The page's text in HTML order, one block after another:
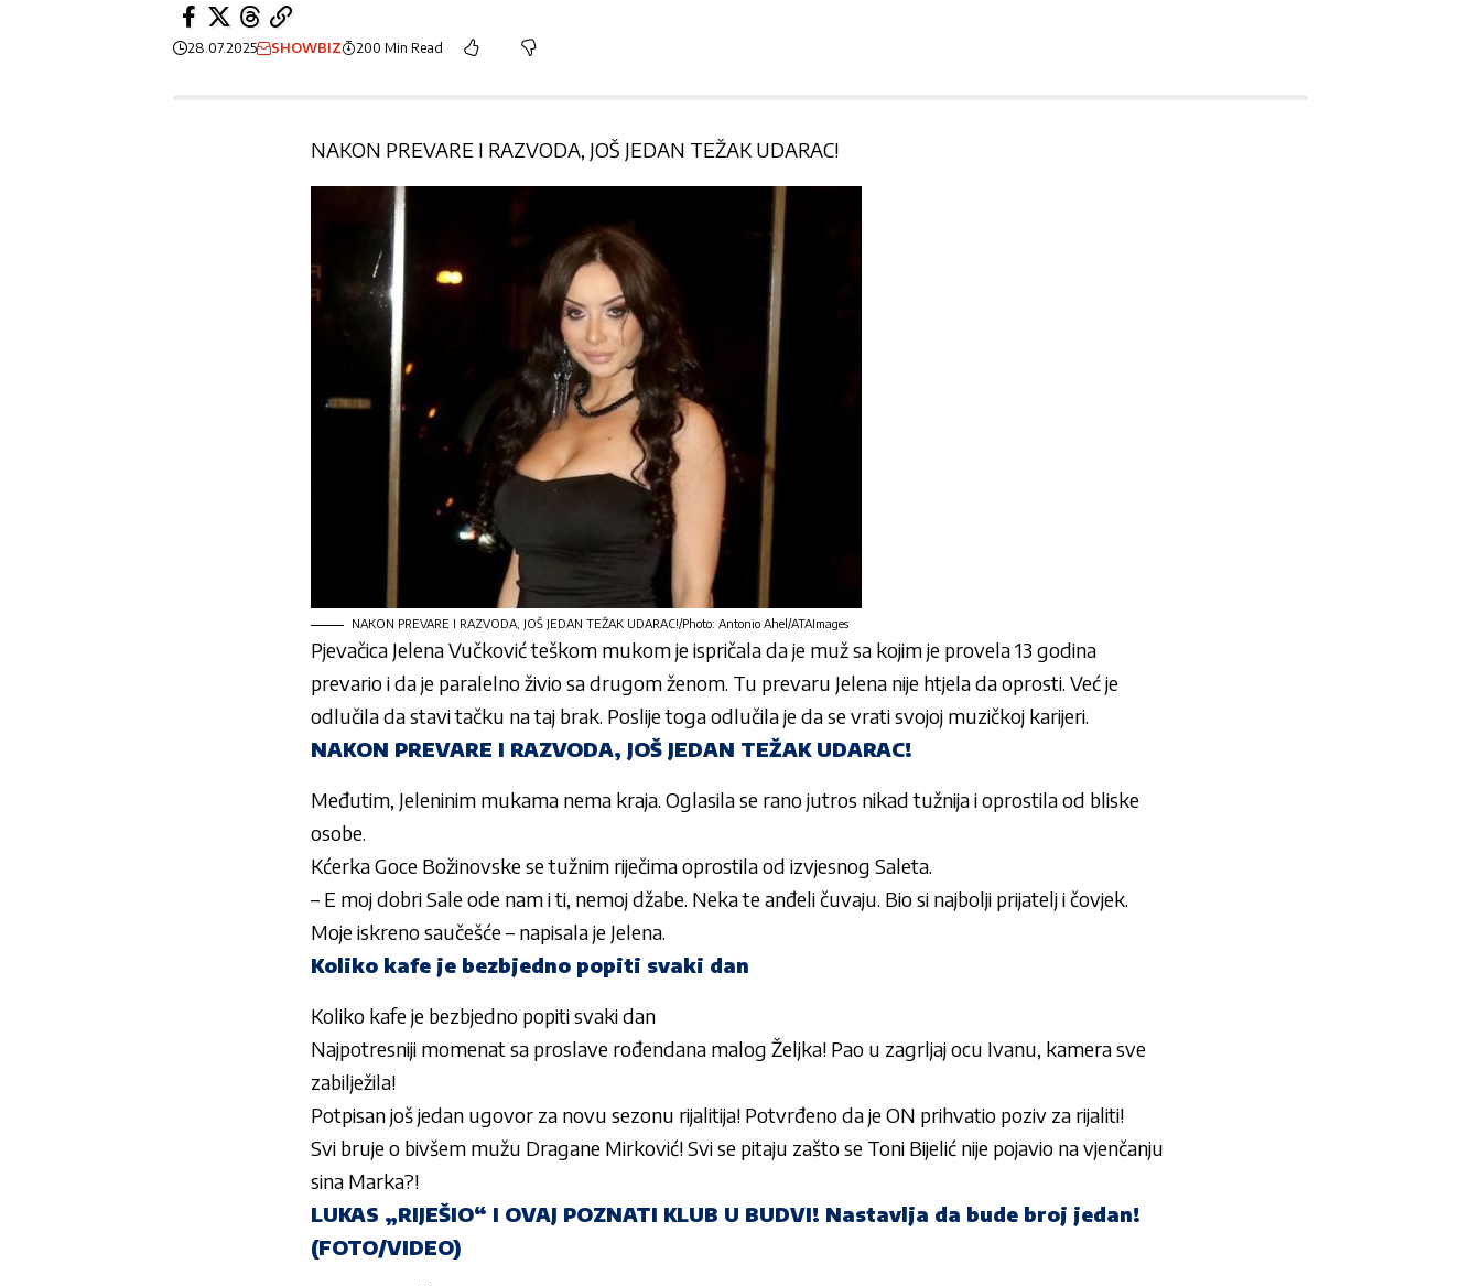
28.07.2025 SHOWBIZ 200 Min Read
NAKON PREVARE I RAZVODA, JOŠ JEDAN TEŽAK UDARAC!
NAKON PREVARE I RAZVODA, JOŠ JEDAN TEŽAK UDARAC!/Photo: Antonio Ahel/ATAImages
Pjevačica Jelena Vučkovićteškom mukom je ispričala da je muž sa kojim je provela 13 godina
prevario i da je paralelno živio sa drugom ženom. Tu prevaru Jelena nije htjela da oprosti. Već je
odlučila da stavi tačku na taj brak. Poslije toga odlučila je da se vrati svojoj muzičkoj karijeri.
NAKON PREVARE I RAZVODA, JOŠ JEDAN TEŽAK UDARAC!
Međutim, Jeleninim mukama nema kraja. Oglasila se rano jutros nikad tužnija i oprostila od bliske
osobe.
KćerkaGoce Božinovskese tužnim riječima oprostila od izvjesnog Saleta.
– E moj dobri Sale ode nam i ti, nemoj džabe. Neka te anđeli čuvaju. Bio si najbolji prijatelj i čovjek.
Moje iskreno saučešće – napisala je Jelena.
Koliko kafe je bezbjedno popiti svaki dan
Koliko kafe je bezbjedno popiti svaki dan
Najpotresniji momenat sa proslave rođendana malog Željka! Pao u zagrljaj ocu Ivanu, kamera sve
zabilježila!
Potpisan još jedan ugovor za novu sezonu rijalitija! Potvrđeno da je ON prihvatio poziv za rijaliti!
Svi bruje o bivšem mužu Dragane Mirković! Svi se pitaju zašto se Toni Bijelić nije pojavio na vjenčanju
sina Marka?!
LUKAS „RIJEŠIO“ I OVAJ POZNATI KLUB U BUDVI! Nastavlja da bude broj jedan!
(FOTO/VIDEO)